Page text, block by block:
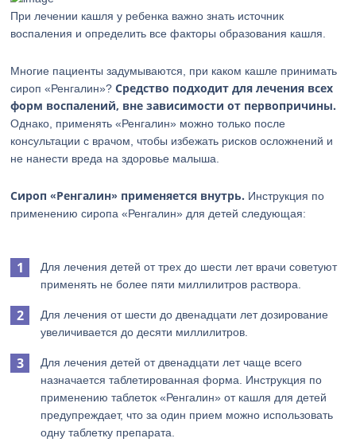
При лечении кашля у ребенка важно знать источник
воспаления и определить все факторы образования кашля.
Многие пациенты задумываются, при каком кашле принимать
сироп «Ренгалин»?Средство подходит для лечения всех
форм воспалений, вне зависимости от первопричины.
Однако, применять «Ренгалин» можно только после
консультации с врачом, чтобы избежать рисков осложнений и
не нанести вреда на здоровье малыша.
Сироп «Ренгалин» применяется внутрь. Инструкция по
применению сиропа «Ренгалин» для детей следующая:
Для лечения детей от трех до шести лет врачи советуют
применять не более пяти миллилитров раствора.
Для лечения от шести до двенадцати лет дозирование
увеличивается до десяти миллилитров.
Для лечения детей от двенадцати лет чаще всего
назначается таблетированная форма. Инструкция по
применению таблеток «Ренгалин» от кашля для детей
предупреждает, что за один прием можно использовать
одну таблетку препарата.